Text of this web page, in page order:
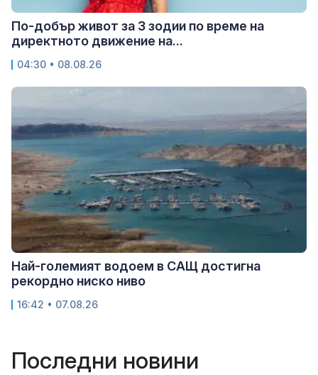
По-добър живот за 3 зодии по време на
директното движение на...
04:30 • 08.08.26
Най-големият водоем в САЩ достигна
рекордно ниско ниво
16:42 • 07.08.26
Последни новини